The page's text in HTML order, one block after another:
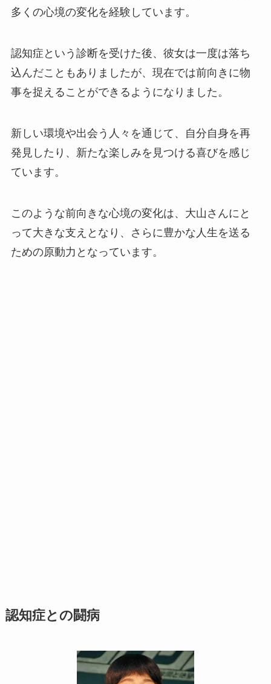
多くの心境の変化を経験しています。
認知症という診断を受けた後、彼女は一度は落ち
込んだこともありましたが、現在では前向きに物
事を捉えることができるようになりました。
新しい環境や出会う人々を通じて、自分自身を再
発見したり、新たな楽しみを見つける喜びを感じ
ています。
このような前向きな心境の変化は、大山さんにと
って大きな支えとなり、さらに豊かな人生を送る
ための原動力となっています。
認知症との闘病